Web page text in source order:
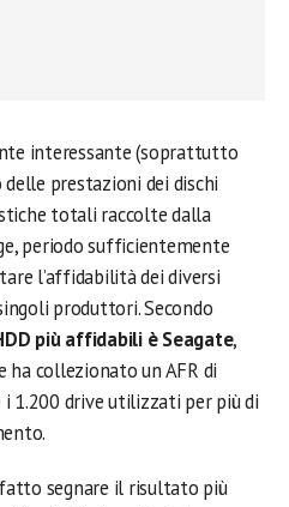
interessante (soprattutto
prestazioni dei dischi
totali raccolte dalla
periodo sufficientemente
l’affidabilità dei diversi
produttori. Secondo
più affidabili è Seagate,
ha collezionato un AFR di
1.200 drive utilizzati per più di
segnare il risultato più